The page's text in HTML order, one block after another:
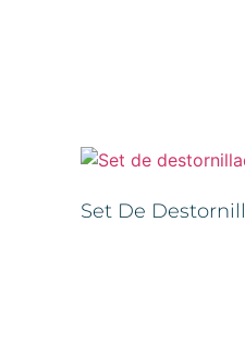
Set De